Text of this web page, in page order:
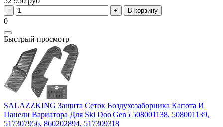
В корзину
0
Быстрый просмотр
SALAZZKING Защита Сеток Воздухозаборника Капота И
Панели Вариатора Для Ski Doo Gen5 508001138, 508001139,
517307956, 860202894, 517309318